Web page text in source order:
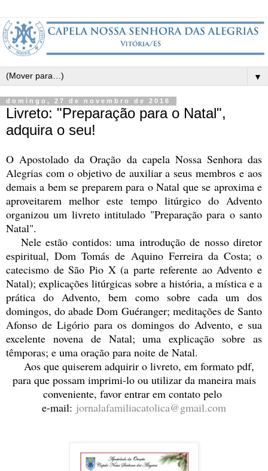
▼
domingo, 27 de novembro de 2016
Livreto: "Preparação para o Natal",
adquira o seu!
O Apostolado da Oração da capela Nossa Senhora das
Alegrias com o objetivo de auxiliar a seus membros e aos
demais a bem se preparem para o Natal que se aproxima e
aproveitarem melhor este tempo litúrgico do Advento
organizou um livreto intitulado "Preparação para o santo
Natal".
Nele estão contidos: uma introdução de nosso diretor
espiritual, Dom Tomás de Aquino Ferreira da Costa; o
catecismo de São Pio X (a parte referente ao Advento e
Natal); explicações litúrgicas sobre a história, a mística e a
prática do Advento, bem como sobre cada um dos
domingos, do abade Dom Guéranger; meditações de Santo
Afonso de Ligório para os domingos do Advento, e sua
excelente novena de Natal; uma explicação sobre as
têmporas; e uma oração para noite de Natal.
Aos que quiserem adquirir o livreto, em formato pdf,
para que possam imprimi-lo ou utilizar da maneira mais
conveniente, favor entrar em contato pelo
e-mail: jornalafamiliacatolica@gmail.com